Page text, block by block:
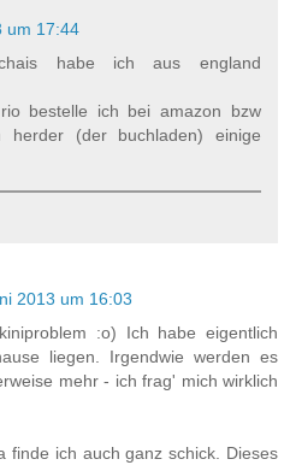
um 17:44
habe ich aus england
bestelle ich bei amazon bzw
herder (der buchladen) einige
2013 um 16:03
:o) Ich habe eigentlich
liegen. Irgendwie werden es
mehr - ich frag' mich wirklich
finde ich auch ganz schick. Dieses